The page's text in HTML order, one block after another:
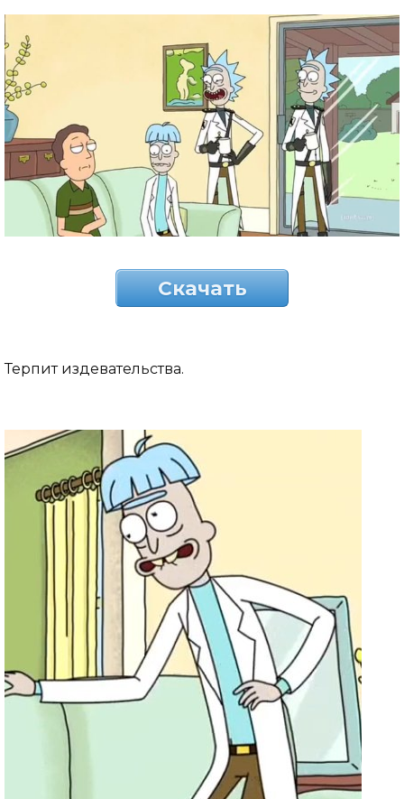
Скачать
Терпит издевательства.